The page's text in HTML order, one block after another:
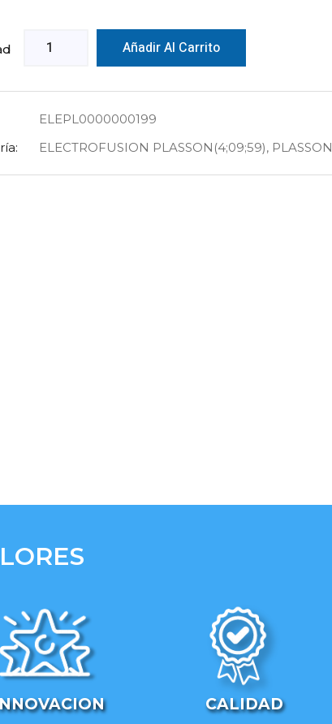
Añadir Al Carrito
ELEPL0000000199
ELECTROFUSION PLASSON(4;09;59), PLASSON
CALIDAD